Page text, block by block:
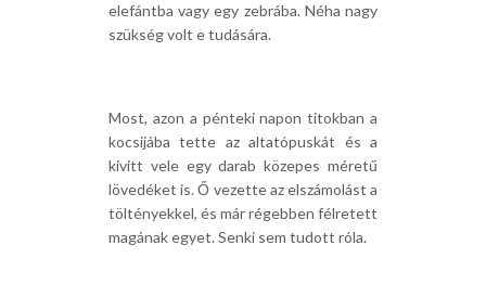
elefántba vagy egy zebrába. Néha nagy
szükség volt e tudására.
Most, azon a pénteki napon titokban a
kocsijába tette az altatópuskát és a
kivitt vele egy darab közepes méretű
lövedéket is. Ő vezette az elszámolást a
töltényekkel, és már régebben félretett
magának egyet. Senki sem tudott róla.